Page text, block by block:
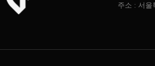
주소 : 서울